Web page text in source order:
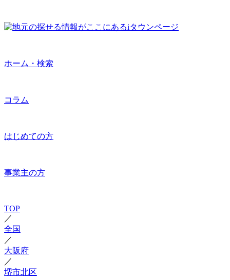
ホーム・検索
コラム
はじめての方
事業主の方
TOP
／
全国
／
大阪府
／
堺市北区